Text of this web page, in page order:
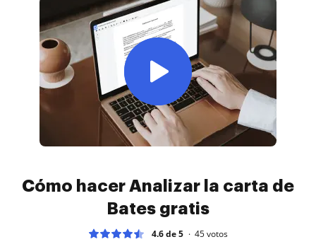
Cómo hacer Analizar la carta de
Bates gratis
4.6 de 5 45votos